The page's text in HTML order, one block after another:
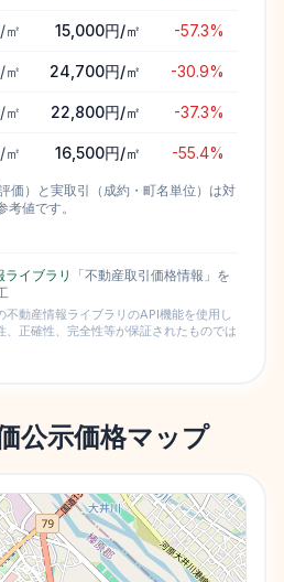
㎡ 15,000円/㎡ -57.3%
24,700円/㎡ -30.9%
22,800円/㎡ -37.3%
㎡ 16,500円/㎡ -55.4%
価）と実取引（成約・町名単位）は対
値です。
イブラリ
「不動産取引価格情報」を
不動産情報ライブラリのAPI機能を使用し
、正確性、完全性等が保証されたものでは
公示価格マップ